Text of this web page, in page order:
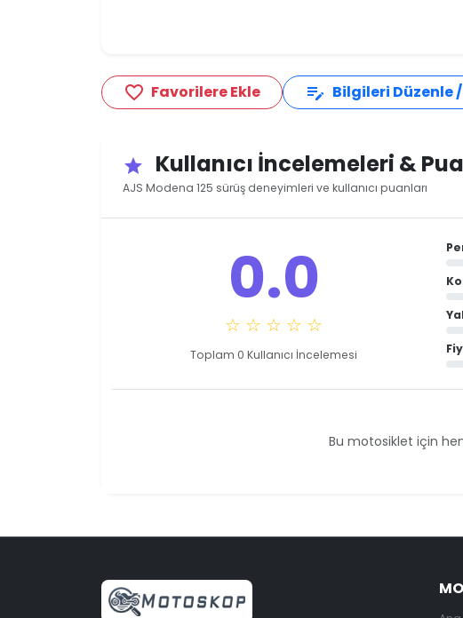
favorite_border Favorilere Ekle edit_note Bilgileri Düzenle
star Kullanıcı İncelemeleri &
AJS Modena 125 sürüş deneyimleri ve kullanıcı puanları
0.0
☆ ☆ ☆ ☆ ☆
Toplam 0 Kullanıcı İncelemesi
Bu motosiklet için